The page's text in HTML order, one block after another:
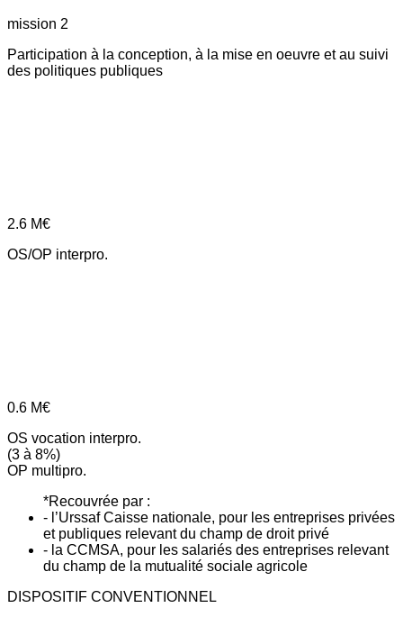
mission 2
Participation à la conception, à la mise en oeuvre et au suivi
des politiques publiques
2.6 M€
OS/OP interpro.
0.6 M€
OS vocation interpro.
(3 à 8%)
OP multipro.
*Recouvrée par :
- l’Urssaf Caisse nationale, pour les entreprises privées
et publiques relevant du champ de droit privé
- la CCMSA, pour les salariés des entreprises relevant
du champ de la mutualité sociale agricole
DISPOSITIF CONVENTIONNEL